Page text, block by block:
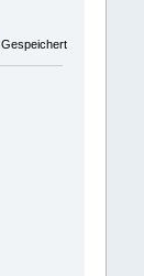
Gespeichert